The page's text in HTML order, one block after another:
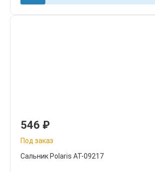
546 ₽
Под заказ
Сальник Polaris AT-09217